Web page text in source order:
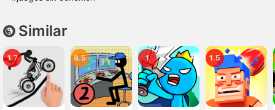
Similar
1.7 6.5 1 1.5